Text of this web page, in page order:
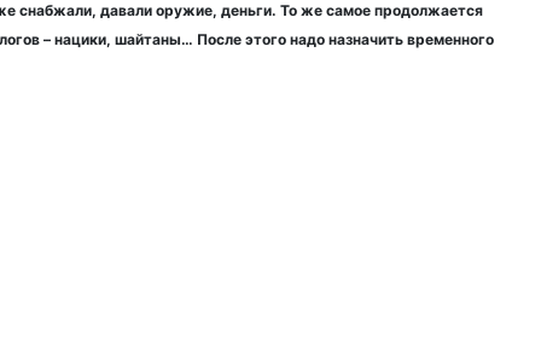
снабжали, давали оружие, деньги. То же самое продолжается
– нацики, шайтаны… После этого надо назначить временного